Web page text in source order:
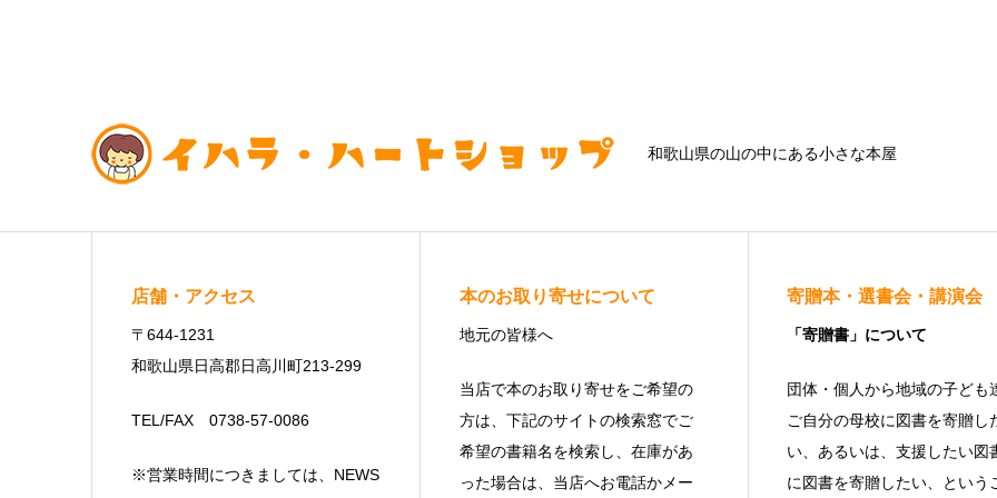
和歌山県の山の中にある小さな本屋
店舗・アクセス
〒644-1231
和歌山県日高郡日高川町213-299
TEL/FAX 0738-57-0086
※営業時間につきましては、NEWS
本のお取り寄せについて
地元の皆様へ
当店で本のお取り寄せをご希望の
方は、下記のサイトの検索窓でご
希望の書籍名を検索し、在庫があ
った場合は、当店へお電話かメー
寄贈本・選書会・講演会
「寄贈書」について
団体・個人から地域の子ども
ご自分の母校に図書を寄贈し
い、あるいは、支援したい図
に図書を寄贈したい、という